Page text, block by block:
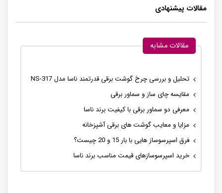
مقالات پیشنهادی
مقالات مشابه
تحلیل و بررسی چرخ گوشت برقی قدرتمند ناسا مدل NS-317
مقایسه چای ساز و سماور برقی
معرفی دو سماور برقی با کیفیت برند ناسا
مزایا و معایب گوشت های برقی آشپزخانه
فرق اسپرسوساز هایی با بار 15 و 20 چیست؟
خرید اسپرسوسازهای قیمت مناسب برند ناسا